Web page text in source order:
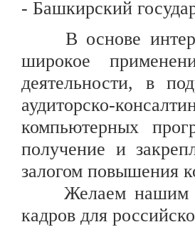
- Башкирский
В основе
широкое
деятельности, в
аудиторско-
компьютерных
получение и
залогом повышения
Желаем нашим
кадров для